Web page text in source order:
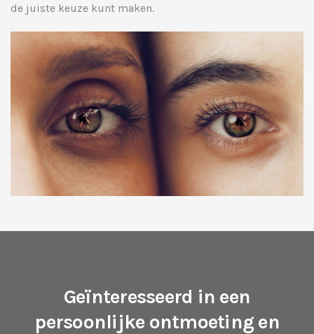
de juiste keuze kunt maken.
Geïnteresseerd in een
persoonlijke ontmoeting en